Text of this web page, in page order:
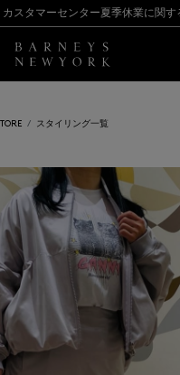
う出荷一時停止のお知らせ】
地震の影響によるお荷物のお届け
SALEのご案内・ご注意事項
う出荷一時停止のお知らせ】
スタイリング一覧